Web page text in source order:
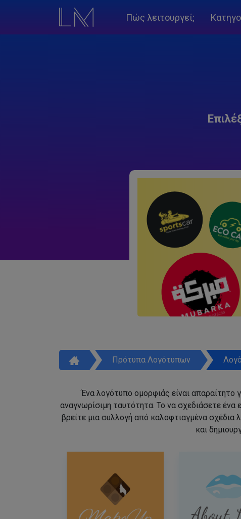
Πώς λειτουργεί;
Πρότυπα Λογότυπων
Ένα λογότυπο ομορφιάς είναι απαραίτητο
αναγνωρίσιμη ταυτότητα. Το να σχεδιάσετε ένα
βρείτε μια συλλογή από καλοφτιαγμένα
και